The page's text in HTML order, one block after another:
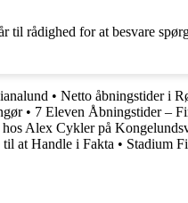
til rådighed for at besvare
• Netto åbningstider i
• 7 Eleven Åbningstider –
Alex Cykler på
at Handle i Fakta • Stadium